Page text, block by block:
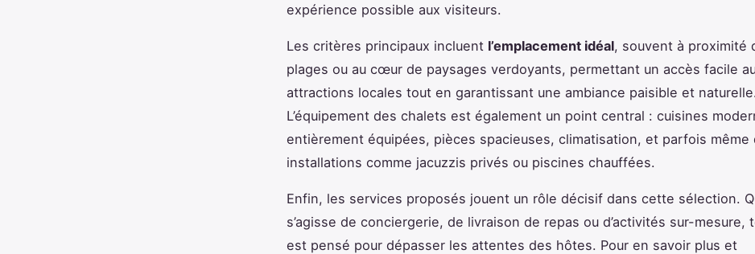
expérience possible aux visiteurs.
Les critères principaux incluent l’emplacement idéal, souvent à proximité
plages ou au cœur de paysages verdoyants, permettant un accès facile
attractions locales tout en garantissant une ambiance paisible et naturelle.
L’équipement des chalets est également un point central : cuisines
entièrement équipées, pièces spacieuses, climatisation, et parfois même
installations comme jacuzzis privés ou piscines chauffées.
Enfin, les services proposés jouent un rôle décisif dans cette sélection.
s’agisse de conciergerie, de livraison de repas ou d’activités sur-mesure,
est pensé pour dépasser les attentes des hôtes. Pour en savoir plus et